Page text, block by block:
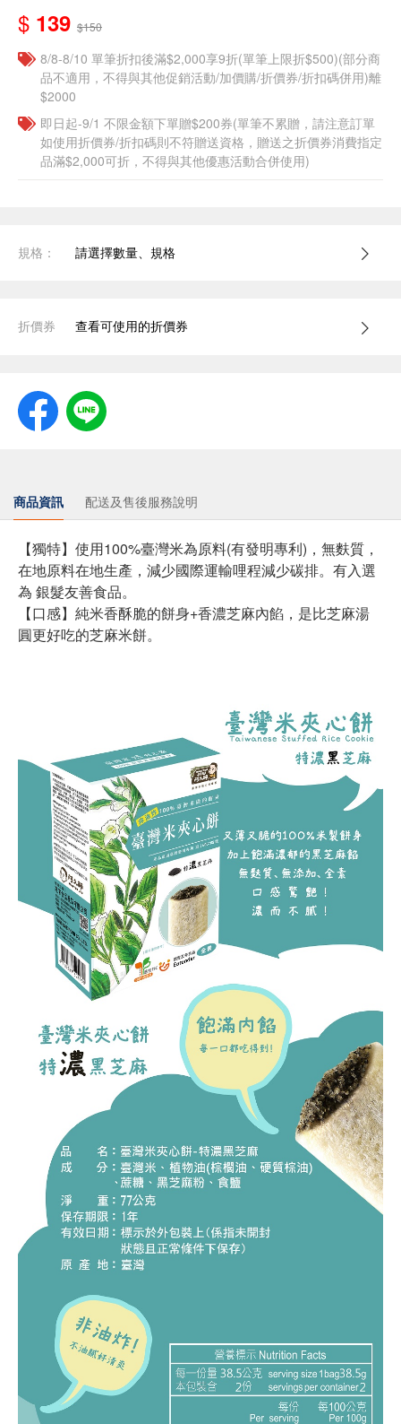
$ 139 $150
8/8-8/10 單筆折扣後滿$2,000享9折(單筆上限折$500)(部分商
品不適用，不得與其他促銷活動/加價購/折價券/折扣碼併用)離
$2000
即日起-9/1 不限金額下單贈$200券(單筆不累贈，請注意訂單
如使用折價券/折扣碼則不符贈送資格，贈送之折價券消費指定
品滿$2,000可折，不得與其他優惠活動合併使用)
規格： 請選擇數量、規格
折價券 查看可使用的折價券
商品資訊 配送及售後服務說明
【獨特】使用100%臺灣米為原料(有發明專利)，無麩質，
在地原料在地生產，減少國際運輸哩程減少碳排。有入選
為 銀髮友善食品。
【口感】純米香酥脆的餅身+香濃芝麻內餡，是比芝麻湯
圓更好吃的芝麻米餅。